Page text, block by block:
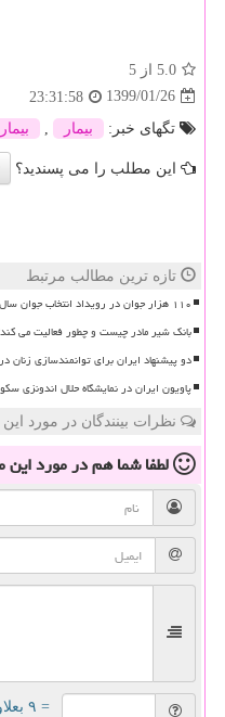
5.0 از 5
1399/01/26
23:31:58
تگهای خبر:
بیمار ,
این مطلب را می پسندید؟
تازه ترین مطالب مرتبط
۱۱۰ هزار جوان در رویداد انتخاب جوان سال نام نویسی کردند
بانک شیر مادر چیست و چطور فعالیت می
دو پیشنهاد ایران برای توانمندسازی زنان
پاویون ایران در نمایشگاه حلال اندونزی
نظرات بینندگان در مورد
لطفا شما همدر مورد این
= ۹ بعلاوه ۲